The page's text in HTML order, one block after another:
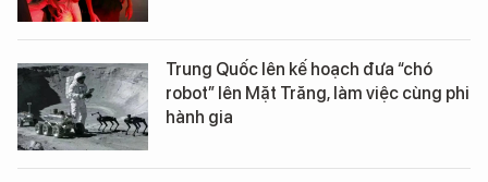
Trung Quốc lên kế hoạch đưa “chó
robot” lên Mặt Trăng, làm việc cùng phi
hành gia